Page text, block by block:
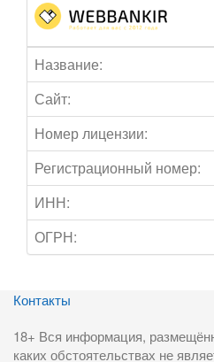
Название:
Сайт:
Номер лицензии:
Регистрационный номер:
ИНН:
ОГРН:
Контакты
18+ Вся информация,
каких обстоятельствах не